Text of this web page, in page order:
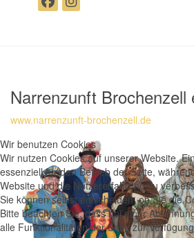
Narrenzunft Brochenzell
www.narrenzunft-brochenzell.de
Wir benutzen Cookies
Wir nutzen Cookies auf unserer Website.
essenziell für den Betrieb der Seite,
Website und die Nutzererfahrung zu
Sie können selbst entscheiden, ob Sie die
Bitte beachten Sie, dass bei einer
alle Funktionalitäten der Seite zur